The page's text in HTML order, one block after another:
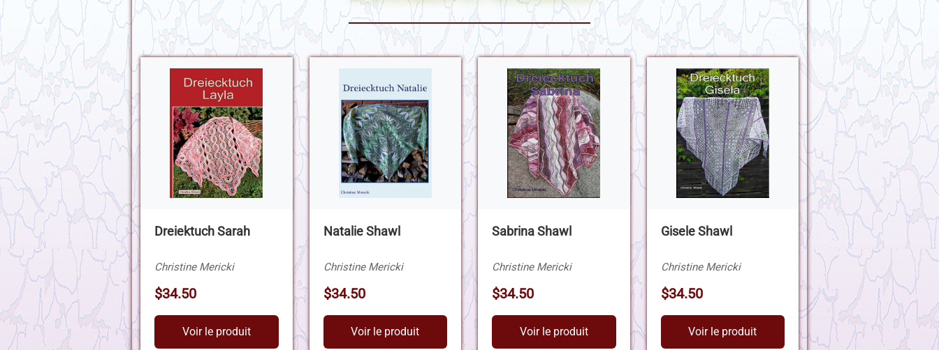
Dreiektuch Sarah
Christine Mericki
$34.50
Voir le produit
Natalie Shawl
Christine Mericki
$34.50
Voir le produit
Sabrina Shawl
Christine Mericki
$34.50
Voir le produit
Gisele Shawl
Christine Mericki
$34.50
Voir le produit